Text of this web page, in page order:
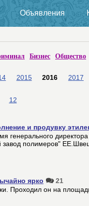
Объявления
Бизнес Общество
2015 2016 2017
12
и продувку
генерального
завод полимеров"
ярко
21
Проходил он на